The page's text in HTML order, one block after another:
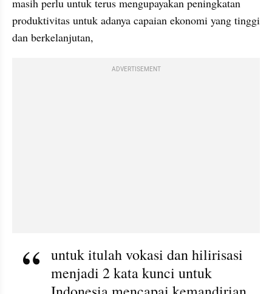
masih perlu untuk terus mengupayakan peningkatan
produktivitas untuk adanya capaian ekonomi yang tinggi
dan berkelanjutan,
ADVERTISEMENT
untuk itulah vokasi dan hilirisasi
menjadi 2 kata kunci untuk